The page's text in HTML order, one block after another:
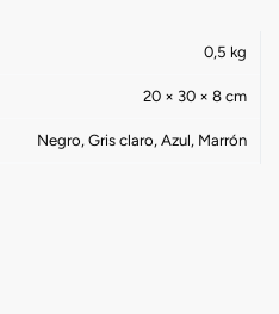
0,5 kg
20 × 30 × 8 cm
Negro, Gris claro, Azul, Marrón